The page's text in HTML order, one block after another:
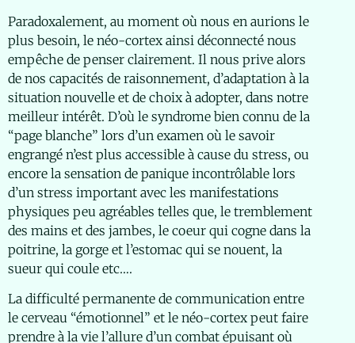
Paradoxalement, au moment où nous en aurions le
plus besoin, le néo-cortex ainsi déconnecté nous
empêche de penser clairement. Il nous prive alors
de nos capacités de raisonnement, d’adaptation à la
situation nouvelle et de choix à adopter, dans notre
meilleur intérêt. D’où le syndrome bien connu de la
“page blanche” lors d’un examen où le savoir
engrangé n’est plus accessible à cause du stress, ou
encore la sensation de panique incontrôlable lors
d’un stress important avec les manifestations
physiques peu agréables telles que, le tremblement
des mains et des jambes, le coeur qui cogne dans la
poitrine, la gorge et l’estomac qui se nouent, la
sueur qui coule etc….
La difficulté permanente de communication entre
le cerveau “émotionnel” et le néo-cortex peut faire
prendre à la vie l’allure d’un combat épuisant où